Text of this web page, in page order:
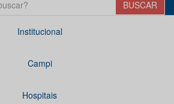
Institucional
Campi
Hospitais